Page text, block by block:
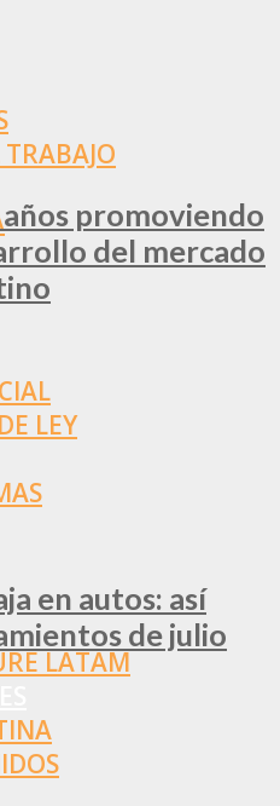
TRABAJO
LEY
LATAM
promoviendo
del mercado
en autos: así
de julio